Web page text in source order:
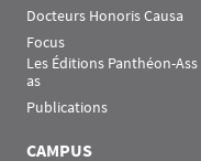
Docteurs Honoris Causa
Focus
Les Éditions Panthéon-Ass
as
Publications
CAMPUS